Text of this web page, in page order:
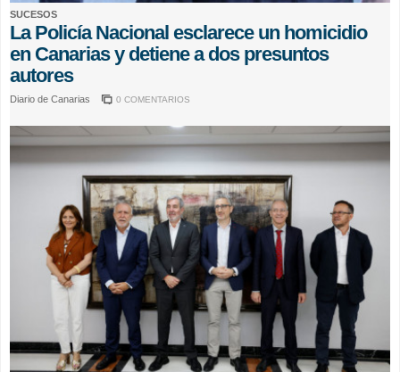
SUCESOS
La Policía Nacional esclarece un homicidio
en Canarias y detiene a dos presuntos
autores
Diario de Canarias 0 COMENTARIOS